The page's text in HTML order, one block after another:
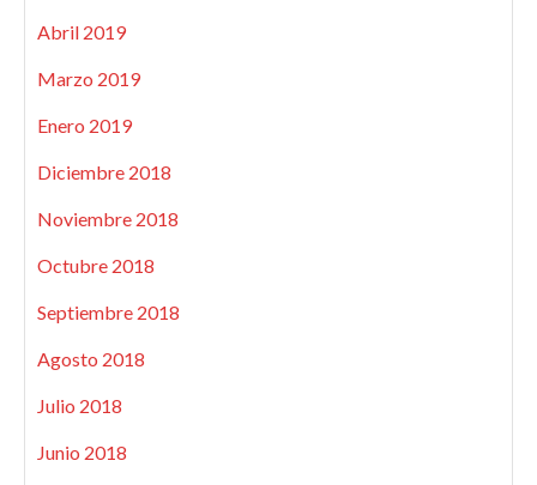
Abril 2019
Marzo 2019
Enero 2019
Diciembre 2018
Noviembre 2018
Octubre 2018
Septiembre 2018
Agosto 2018
Julio 2018
Junio 2018